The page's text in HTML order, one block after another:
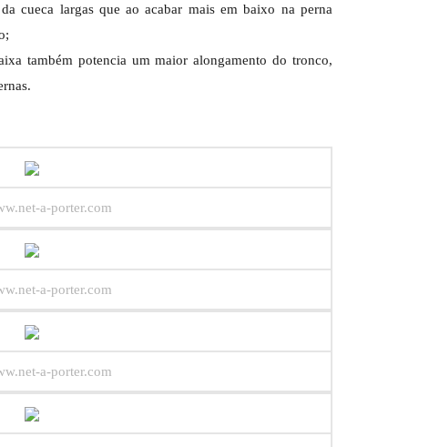
cueca largas que ao acabar mais em baixo na perna
também potencia um maior alongamento do tronco,
a-porter.com
a-porter.com
a-porter.com